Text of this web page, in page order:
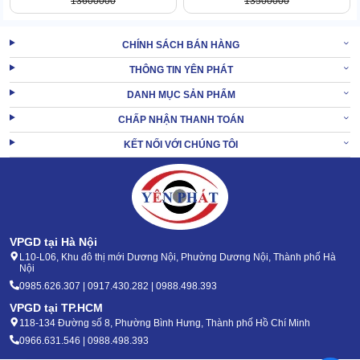
của cánh tay barrie. Chiều dài thanh chắn của model ST200
Mua barrier tự động ST200 giá rẻ, chính hãng ở
đâu?
Để mua được sản phẩm barrier tự động trên thị trường không hề
khó. Tuy nhiên, để tìm được nơi bán barrier tự động ST200 giá rẻ,
chính hãng thì bạn không thể bỏ qua Điện máy Yên Phát. Yên
Phát là đơn vị cung cấp barrier tự động lớn tại Việt Nam, chuyên
cung cấp các mặt hàng chính hãng, uy tín, nhập khẩu được nhiều
khách hàng trên toàn quốc biết đến. Khi mua barrier tự động
ST200 tại đây, bạn sẽ nhận được những lợi ích như sau:
CHÍNH SÁCH BÁN HÀNG
THÔNG TIN YÊN PHÁT
DANH MỤC SẢN PHẨM
CHẤP NHẬN THANH TOÁN
KẾT NỐI VỚI CHÚNG TÔI
VPGD tại Hà Nội
L10-L06, Khu đô thị mới Dương Nội, Phường Dương Nội, Thành phố Hà
Nội
0985.626.307 | 0917.430.282 | 0988.498.393
VPGD tại TP.HCM
118-134 Đường số 8, Phường Bình Hưng, Thành phố Hồ Chí Minh
0966.631.546 | 0988.498.393